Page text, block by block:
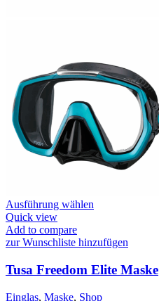
Ausführung wählen
mehrere
auf.
Die
Optionen
Quick view
Add to compare
zur Wunschliste hinzufügen
Tusa Freedom Elite Maske
Einglas, Maske, Shop